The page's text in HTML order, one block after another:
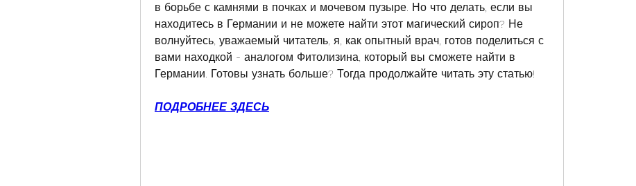
в борьбе с камнями в почках и мочевом пузыре. Но что делать, если вы
находитесь в Германии и не можете найти этот магический сироп? Не
волнуйтесь, уважаемый читатель, я, как опытный врач, готов поделиться с
вами находкой - аналогом Фитолизина, который вы сможете найти в
Германии. Готовы узнать больше? Тогда продолжайте читать эту статью!
ПОДРОБНЕЕ ЗДЕСЬ